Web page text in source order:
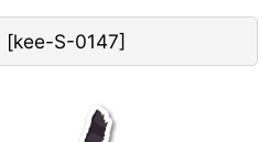
[kee-S-0147]